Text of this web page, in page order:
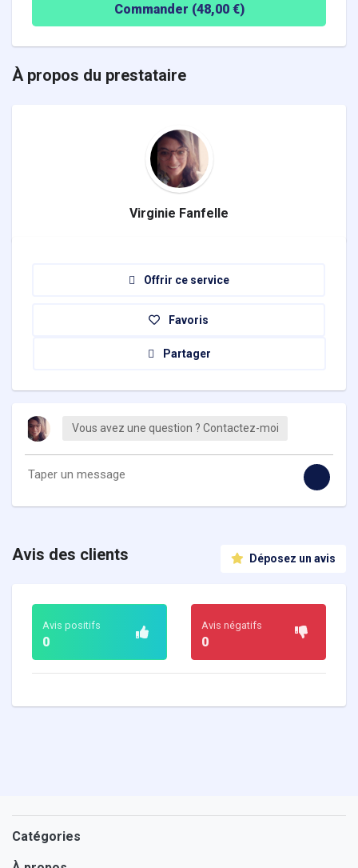
Commander (48,00€)
À propos du prestataire
Virginie Fanfelle
Offrir ce service
Favoris
Partager
Vous avez une question ? Contactez-moi
Déposez un avis
Avis des clients
Avis positifs
0
Avis négatifs
0
Catégories